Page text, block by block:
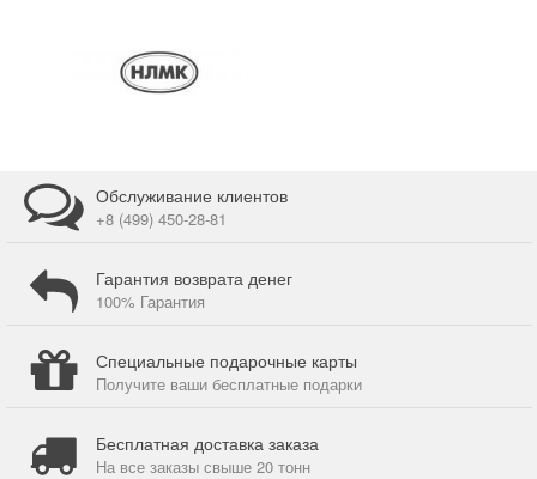
Обслуживание клиентов
+8 (499) 450-28-81
Гарантия возврата денег
100% Гарантия
Специальные подарочные карты
Получите ваши бесплатные подарки
Бесплатная доставка заказа
На все заказы свыше 20 тонн